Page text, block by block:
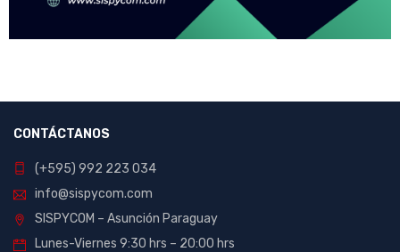
CONTÁCTANOS
(+595) 992 223 034
info@sispycom.com
SISPYCOM – Asunción Paraguay
Lunes-Viernes 9:30 hrs – 20:00 hrs